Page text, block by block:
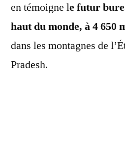
en témoigne le futur
haut du monde, à 4 650
dans les montagnes de
Pradesh.